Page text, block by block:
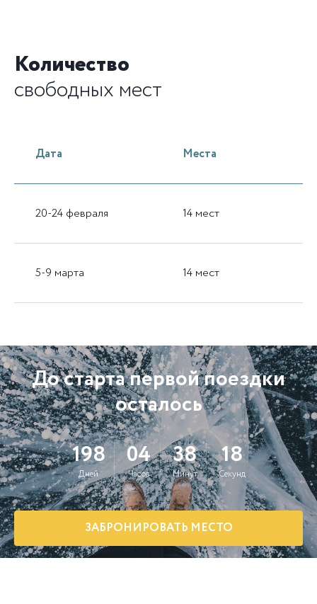
Количество
свободных мест
Дата Места
20-24 февраля 14 мест
5-9 марта 14 мест
До старта первой поездки
осталось
198
Дней
04
Часов
38
Минут
16
Секунд
ЗАБРОНИРОВАТЬ МЕСТО